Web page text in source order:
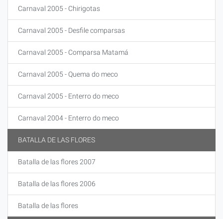
Carnaval 2005 - Chirigotas
Carnaval 2005 - Desfile comparsas
Carnaval 2005 - Comparsa Matamá
Carnaval 2005 - Quema do meco
Carnaval 2005 - Enterro do meco
Carnaval 2004 - Enterro do meco
BATALLA DE LAS FLORES
Batalla de las flores 2007
Batalla de las flores 2006
Batalla de las flores